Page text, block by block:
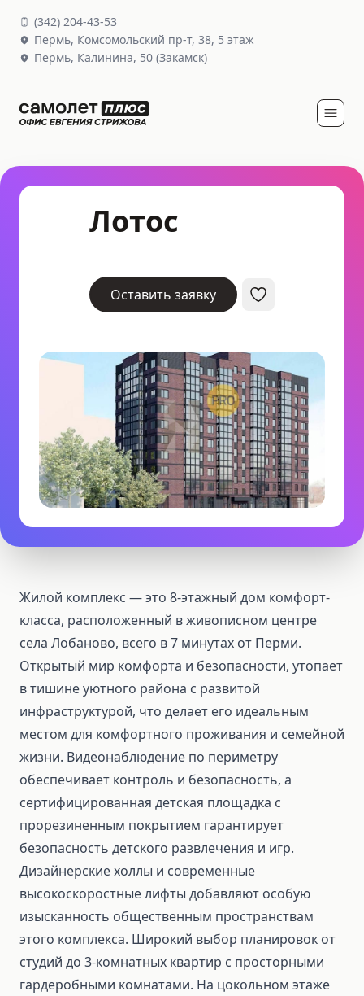
(342) 204-43-53
Пермь, Комсомольский пр-т, 38, 5 этаж
Пермь, Калинина, 50 (Закамск)
Лотос
Оставить заявку
Жилой комплекс — это 8-этажный дом комфорт-
класса, расположенный в живописном центре
села Лобаново, всего в 7 минутах от Перми.
Открытый мир комфорта и безопасности, утопает
в тишине уютного района с развитой
инфраструктурой, что делает его идеальным
местом для комфортного проживания и семейной
жизни. Видеонаблюдение по периметру
обеспечивает контроль и безопасность, а
сертифицированная детская площадка с
прорезиненным покрытием гарантирует
безопасность детского развлечения и игр.
Дизайнерские холлы и современные
высокоскоростные лифты добавляют особую
изысканность общественным пространствам
этого комплекса. Широкий выбор планировок от
студий до 3-комнатных квартир с просторными
гардеробными комнатами. На цокольном этаже